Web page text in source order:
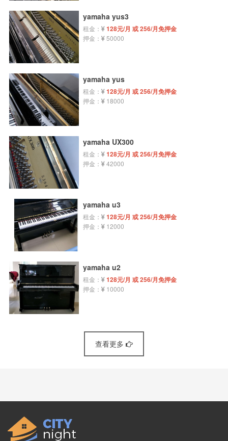
yamaha yus3
租金： 128元/月 或 256/月免押金
押金： 50000
yamaha yus
租金： 128元/月 或 256/月免押金
押金： 18000
yamaha UX300
租金： 128元/月 或 256/月免押金
押金： 42000
yamaha u3
租金： 128元/月 或 256/月免押金
押金： 12000
yamaha u2
租金： 128元/月 或 256/月免押金
押金： 10000
查看更多